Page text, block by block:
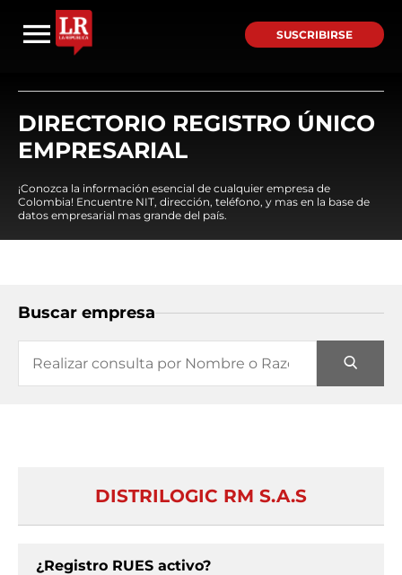
SUSCRIBIRSE
DIRECTORIO REGISTRO ÚNICO
EMPRESARIAL
¡Conozca la información esencial de cualquier empresa de
Colombia! Encuentre NIT, dirección, teléfono, y mas en la base de
datos empresarial mas grande del país.
Buscar empresa
DISTRILOGIC RM S.A.S
¿Registro RUES activo?